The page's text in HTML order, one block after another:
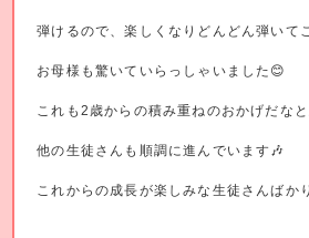
弾けるので、楽しくなりどんどん弾いて
お母様も驚いていらっしゃいました😊
これも2歳からの積み重ねのおかげだな
他の生徒さんも順調に進んでいます🎶
これからの成長が楽しみな生徒さんばか